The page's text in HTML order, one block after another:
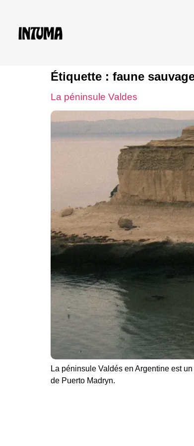
Étiquette : faune
La péninsule Valdes
La péninsule Valdés en Argentine est
de Puerto Madryn.